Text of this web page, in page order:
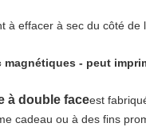
à effacer à sec du côté de
magnétiques - peut
à double faceest
cadeau ou à des fins